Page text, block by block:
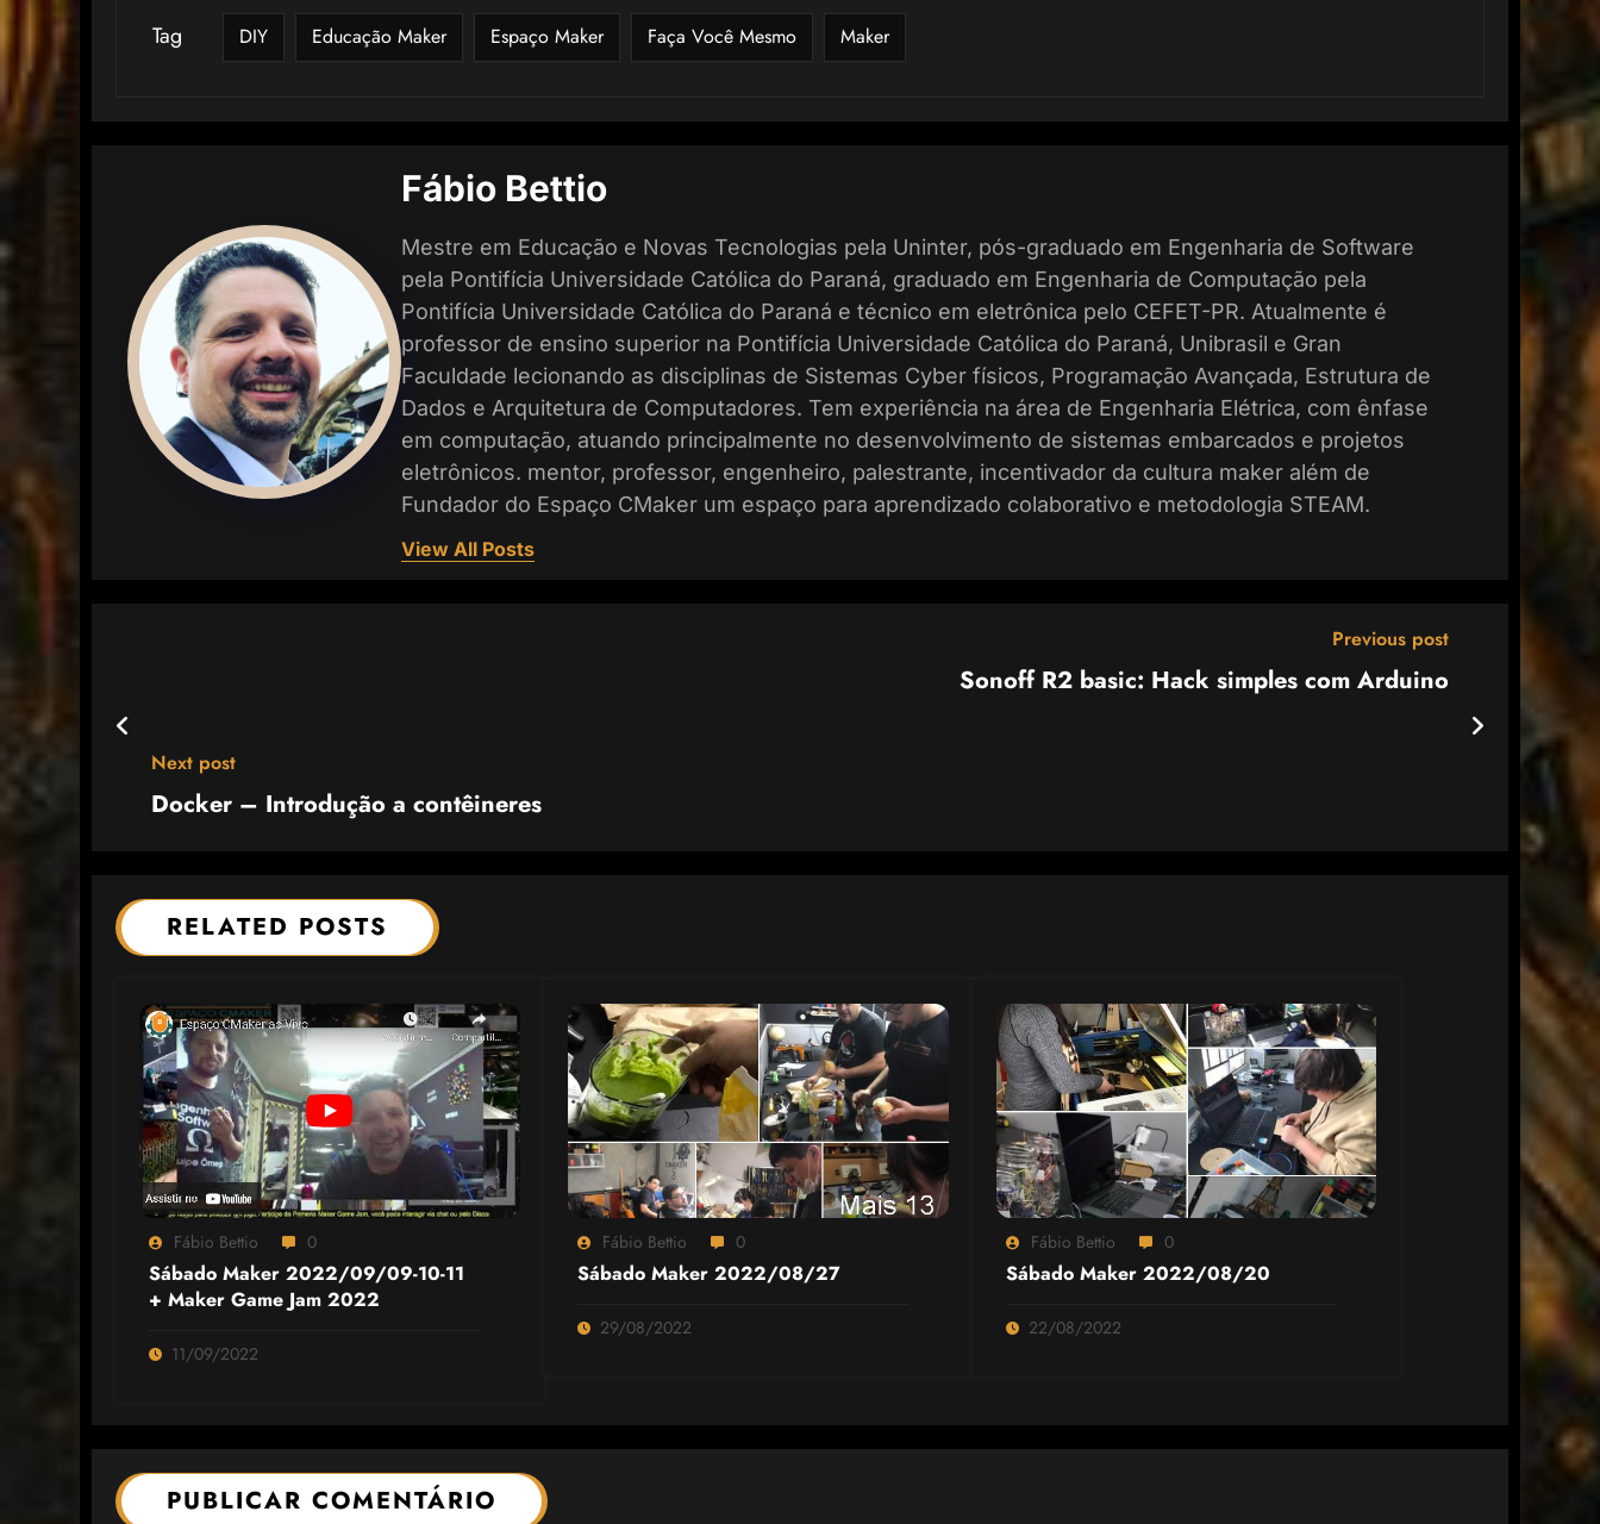
Tag DIY Educação Maker Espaço Maker Faça Você Mesmo Maker
Fábio Bettio
Mestre em Educação e Novas Tecnologias pela Uninter, pós-graduado em Engenharia de Software
pela Pontifícia Universidade Católica do Paraná, graduado em Engenharia de Computação pela
Pontifícia Universidade Católica do Paraná e técnico em eletrônica pelo CEFET-PR. Atualmente é
professor de ensino superior na Pontifícia Universidade Católica do Paraná, Unibrasil e Gran
Faculdade lecionando as disciplinas de Sistemas Cyber físicos, Programação Avançada, Estrutura de
Dados e Arquitetura de Computadores. Tem experiência na área de Engenharia Elétrica, com ênfase
em computação, atuando principalmente no desenvolvimento de sistemas embarcados e projetos
eletrônicos. mentor, professor, engenheiro, palestrante, incentivador da cultura maker além de
Fundador do Espaço CMaker um espaço para aprendizado colaborativo e metodologia STEAM.
View All Posts
Previous post
Sonoff R2 basic: Hack simples com Arduino
Next post
Docker – Introdução a contêineres
RELATED POSTS
Fábio Bettio 0
Sábado Maker 2022/09/09-10-11
+ Maker Game Jam 2022
11/09/2022
Fábio Bettio 0
Sábado Maker 2022/08/27
29/08/2022
Fábio Bettio 0
Sábado Maker 2022/08/20
22/08/2022
PUBLICAR COMENTÁRIO